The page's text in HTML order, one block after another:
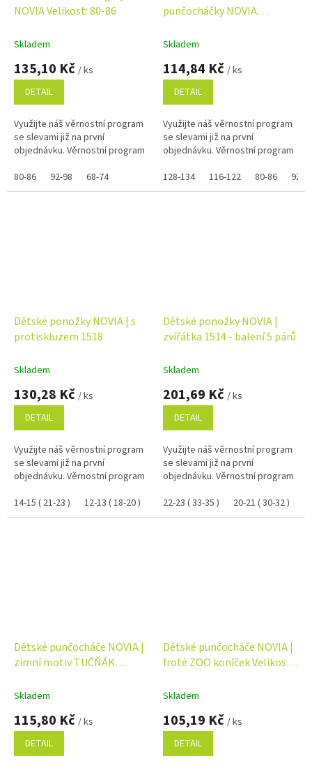
NOVIA Velikost: 80-86
Skladem
135,10 Kč / ks
DETAIL
Využijte náš věrnostní program
se slevami již na první
objednávku. Věrnostní program
80-86
92-98 68-74
punčocháčky NOVIA
vanilka, Vzor: KRÁLÍČEK
Skladem
114,84 Kč / ks
DETAIL
Využijte náš věrnostní program
se slevami již na první
objednávku. Věrnostní program
128-134
116-122 80-86 92-
Dětské ponožky NOVIA | s
protiskluzem 1518
Skladem
130,28 Kč / ks
DETAIL
Využijte náš věrnostní program
se slevami již na první
objednávku. Věrnostní program
14-15 ( 21-23 )
12-13 ( 18-20 )
Dětské ponožky NOVIA |
zvířátka 1514 - balení 5 párů
Skladem
201,69 Kč / ks
DETAIL
Využijte náš věrnostní program
se slevami již na první
objednávku. Věrnostní program
22-23 ( 33-35 )
20-21 ( 30-32 )
Dětské punčocháče NOVIA |
zimní motiv TUČŇÁK
Skladem
115,80 Kč / ks
DETAIL
Dětské punčocháče NOVIA |
froté ZOO koníček Velikost:
Skladem
105,19 Kč / ks
DETAIL